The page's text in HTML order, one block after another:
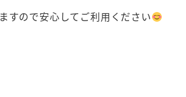
すので安心してご利用ください